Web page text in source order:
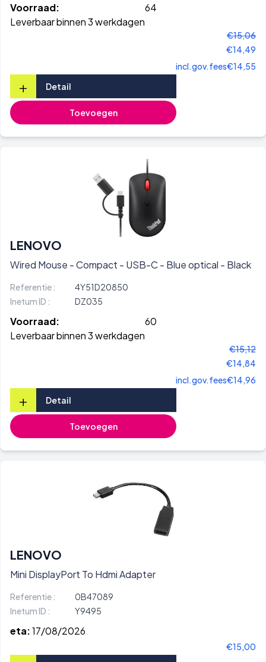
Voorraad:
64
Leverbaar binnen 3 werkdagen
€15,06
€14,49
incl.gov.fees€14,55
+ Detail
Toevoegen
LENOVO
Wired Mouse - Compact - USB-C - Blue optical - Black
Referentie :
4Y51D20850
Inetum ID :
DZ035
Voorraad:
60
Leverbaar binnen 3 werkdagen
€15,12
€14,84
incl.gov.fees€14,96
+ Detail
Toevoegen
LENOVO
Mini DisplayPort To Hdmi Adapter
Referentie :
0B47089
Inetum ID :
Y9495
eta:17/08/2026
€15,00